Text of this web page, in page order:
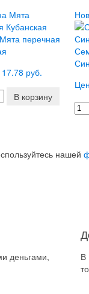
перечная
руб.
В корзину
нашей
деньгами,
В